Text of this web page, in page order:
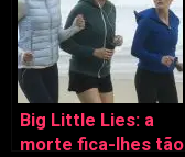
Big Little Lies: a
morte fica-lhes tão